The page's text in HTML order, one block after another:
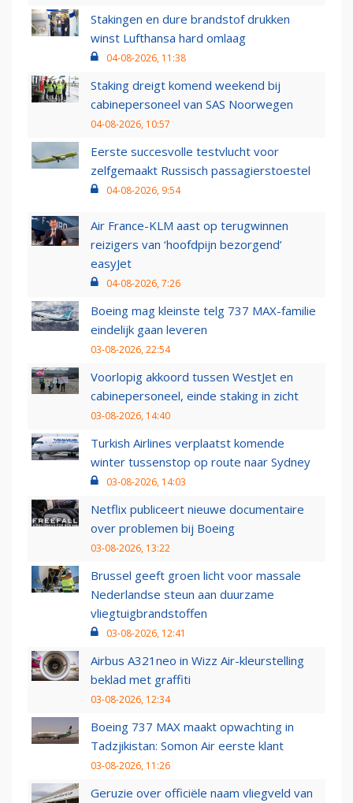
Stakingen en dure brandstof drukken
winst Lufthansa hard omlaag
04-08-2026, 11:38
Staking dreigt komend weekend bij
cabinepersoneel van SAS Noorwegen
04-08-2026, 10:57
Eerste succesvolle testvlucht voor
zelfgemaakt Russisch passagierstoestel
04-08-2026, 9:54
Air France-KLM aast op terugwinnen
reizigers van ‘hoofdpijn bezorgend’
easyJet
04-08-2026, 7:26
Boeing mag kleinste telg 737 MAX-familie
eindelijk gaan leveren
03-08-2026, 22:54
Voorlopig akkoord tussen WestJet en
cabinepersoneel, einde staking in zicht
03-08-2026, 14:40
Turkish Airlines verplaatst komende
winter tussenstop op route naar Sydney
03-08-2026, 14:03
Netflix publiceert nieuwe documentaire
over problemen bij Boeing
03-08-2026, 13:22
Brussel geeft groen licht voor massale
Nederlandse steun aan duurzame
vliegtuigbrandstoffen
03-08-2026, 12:41
Airbus A321neo in Wizz Air-kleurstelling
beklad met graffiti
03-08-2026, 12:34
Boeing 737 MAX maakt opwachting in
Tadzjikistan: Somon Air eerste klant
03-08-2026, 11:26
Geruzie over officiële naam vliegveld van